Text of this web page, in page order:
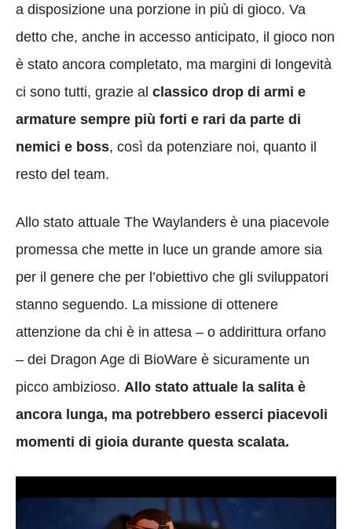
a disposizione una porzione in più di gioco. Va
detto che, anche in accesso anticipato, il gioco non
è stato ancora completato, ma margini di longevità
ci sono tutti, grazie al classico drop di armi e
armature sempre più forti e rari da parte di
nemici e boss, così da potenziare noi, quanto il
resto del team.
Allo stato attuale The Waylanders è una piacevole
promessa che mette in luce un grande amore sia
per il genere che per l’obiettivo che gli sviluppatori
stanno seguendo. La missione di ottenere
attenzione da chi è in attesa – o addirittura orfano
– dei Dragon Age di BioWare è sicuramente un
picco ambizioso. Allo stato attuale la salita è
ancora lunga, ma potrebbero esserci piacevoli
momenti di gioia durante questa scalata.